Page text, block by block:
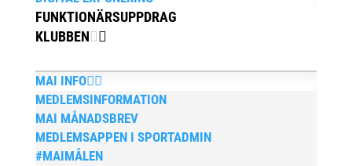
FUNKTIONÄRSUPPDRAG
KLUBBEN
MAI INFO
MEDLEMSINFORMATION
MAI MÅNADSBREV
MEDLEMSAPPEN I SPORTADMIN
#MAIMÅLEN